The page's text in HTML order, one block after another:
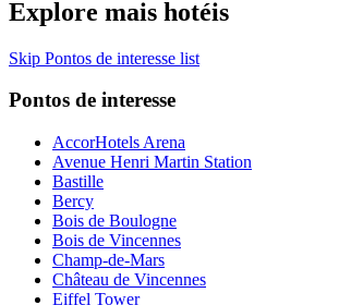
Explore mais hotéis
Skip Pontos de interesse list
Pontos de interesse
AccorHotels Arena
Avenue Henri Martin Station
Bastille
Bercy
Bois de Boulogne
Bois de Vincennes
Champ-de-Mars
Château de Vincennes
Eiffel Tower